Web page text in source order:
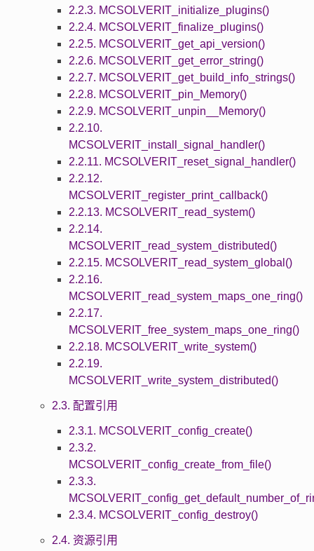
2.2.3. MCSOLVERIT_initialize_plugins()
2.2.4. MCSOLVERIT_finalize_plugins()
2.2.5. MCSOLVERIT_get_api_version()
2.2.6. MCSOLVERIT_get_error_string()
2.2.7. MCSOLVERIT_get_build_info_strings()
2.2.8. MCSOLVERIT_pin_Memory()
2.2.9. MCSOLVERIT_unpin__Memory()
2.2.10.
MCSOLVERIT_install_signal_handler()
2.2.11. MCSOLVERIT_reset_signal_handler()
2.2.12.
MCSOLVERIT_register_print_callback()
2.2.13. MCSOLVERIT_read_system()
2.2.14.
MCSOLVERIT_read_system_distributed()
2.2.15. MCSOLVERIT_read_system_global()
2.2.16.
MCSOLVERIT_read_system_maps_one_ring()
2.2.17.
MCSOLVERIT_free_system_maps_one_ring()
2.2.18. MCSOLVERIT_write_system()
2.2.19.
MCSOLVERIT_write_system_distributed()
2.3. 配置引用
2.3.1. MCSOLVERIT_config_create()
2.3.2.
MCSOLVERIT_config_create_from_file()
2.3.3.
2.3.4. MCSOLVERIT_config_destroy()
2.4. 资源引用